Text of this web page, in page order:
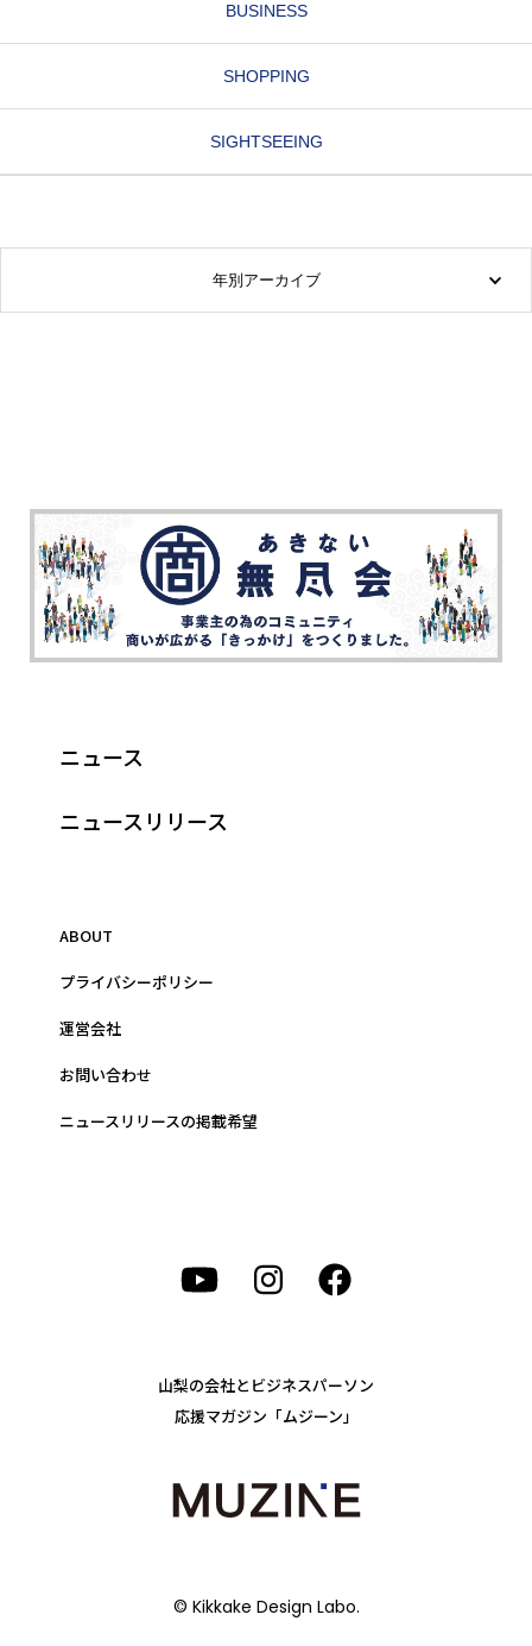
BUSINESS
SHOPPING
SIGHTSEEING
年別アーカイブ
ニュース
ニュースリリース
ABOUT
プライバシーポリシー
運営会社
お問い合わせ
ニュースリリースの掲載希望
山梨の会社とビジネスパーソン
応援マガジン「ムジーン」
© Kikkake Design Labo.